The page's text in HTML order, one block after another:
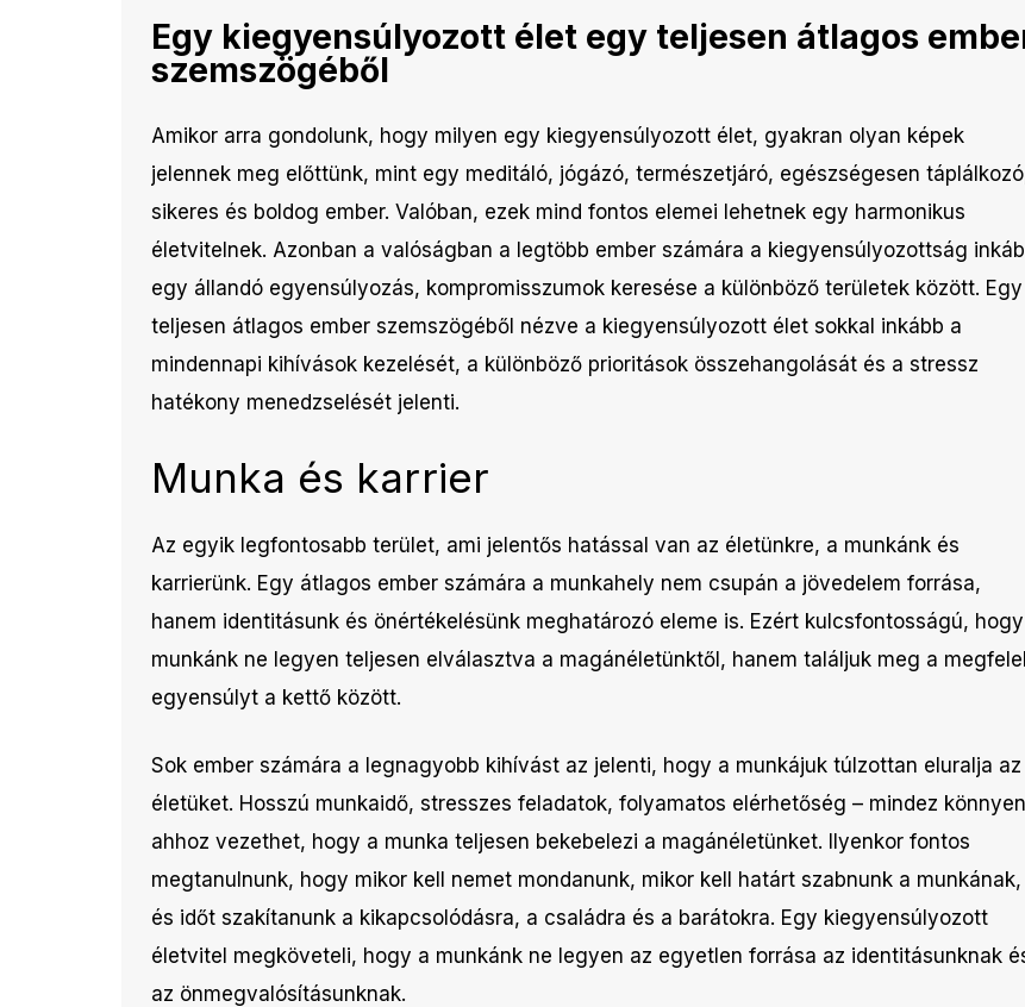
Egy kiegyensúlyozott élet egy teljesen átlagos
szemszögéből
Amikor arra gondolunk, hogy milyen egy kiegyensúlyozott élet, gyakran olyan képek
jelennek meg előttünk, mint egy meditáló, jógázó, természetjáró, egészségesen
sikeres és boldog ember. Valóban, ezek mind fontos elemei lehetnek egy harmonikus
életvitelnek. Azonban a valóságban a legtöbb ember számára a kiegyensúlyozottság
egy állandó egyensúlyozás, kompromisszumok keresése a különböző területek között. Egy
teljesen átlagos ember szemszögéből nézve a kiegyensúlyozott élet sokkal inkább a
mindennapi kihívások kezelését, a különböző prioritások összehangolását és a stressz
hatékony menedzselését jelenti.
Munka és karrier
Az egyik legfontosabb terület, ami jelentős hatással van az életünkre, a munkánk és
karrierünk. Egy átlagos ember számára a munkahely nem csupán a jövedelem forrása,
hanem identitásunk és önértékelésünk meghatározó eleme is. Ezért kulcsfontosságú,
munkánk ne legyen teljesen elválasztva a magánéletünktől, hanem találjuk meg a
egyensúlyt a kettő között.
Sok ember számára a legnagyobb kihívást az jelenti, hogy a munkájuk túlzottan eluralja az
életüket. Hosszú munkaidő, stresszes feladatok, folyamatos elérhetőség – mindez könnyen
ahhoz vezethet, hogy a munka teljesen bekebelezi a magánéletünket. Ilyenkor fontos
megtanulnunk, hogy mikor kell nemet mondanunk, mikor kell határt szabnunk a munkának,
és időt szakítanunk a kikapcsolódásra, a családra és a barátokra. Egy kiegyensúlyozott
életvitel megköveteli, hogy a munkánk ne legyen az egyetlen forrása az identitásunknak
az önmegvalósításunknak.